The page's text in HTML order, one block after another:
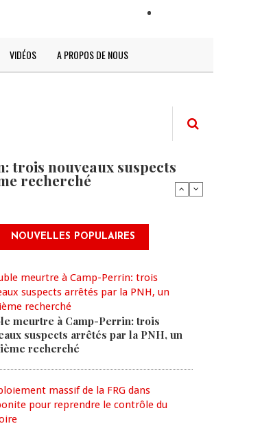
VIDÉOS A PROPOS DE NOUS
trois nouveaux suspects
recherché
NOUVELLES POPULAIRES
meurtre à Camp-Perrin: trois
suspects arrêtés par la PNH, un
recherché